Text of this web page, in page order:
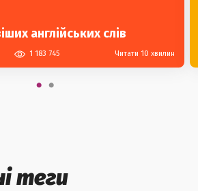
англійських слів
1 183 745 Читати 10 хвилин
теги